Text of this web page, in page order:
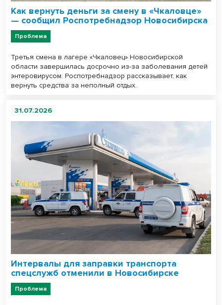
Как вернуть деньги за смену в «Чкаловце»
— сообщил Роспотребнадзор Новосибирска
Проблема
Третья смена в лагере «Чкаловец» Новосибирской
области завершилась досрочно из-за заболевания детей
энтеровирусом. Роспотребнадзор рассказывает, как
вернуть средства за неполный отдых.
31.07.2026
Интервалы для заправки транспорта
спецслужб отменили в Новосибирске
Проблема